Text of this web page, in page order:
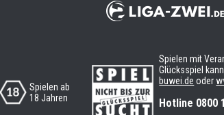
Spielen ab
18 Jahren
Spielen mit
Glücksspiel
buwei.de oder
Hotline 0800